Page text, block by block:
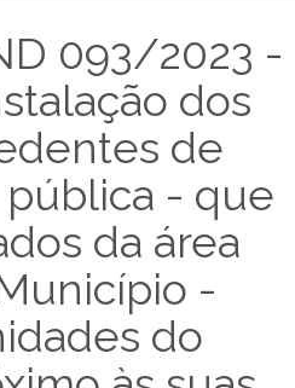
093/2023 -
dos
de
- que
da área
-
do